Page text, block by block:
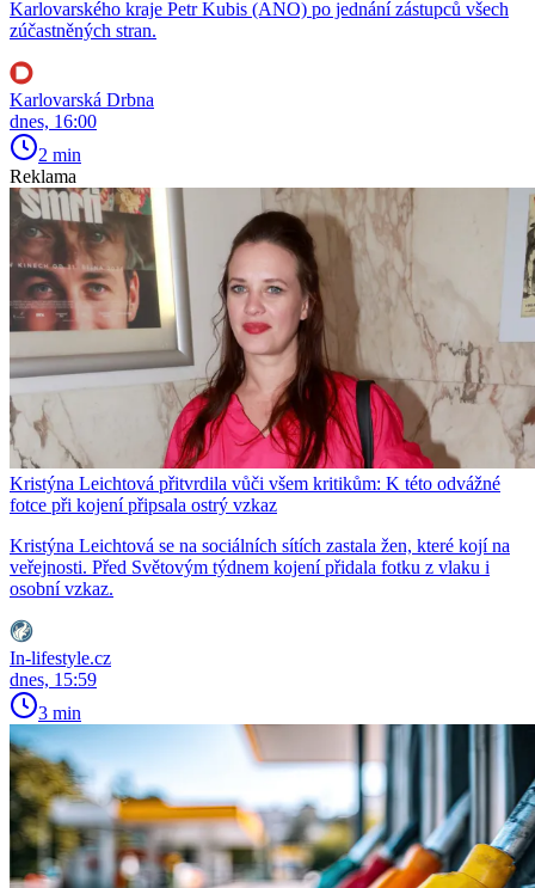
Karlovarského kraje Petr Kubis (ANO) po jednání zástupců všech
zúčastněných stran.
Karlovarská Drbna
dnes, 16:00
2 min
Reklama
Kristýna Leichtová přitvrdila vůči všem kritikům: K této odvážné
fotce při kojení připsala ostrý vzkaz
Kristýna Leichtová se na sociálních sítích zastala žen, které kojí na
veřejnosti. Před Světovým týdnem kojení přidala fotku z vlaku i
osobní vzkaz.
In-lifestyle.cz
dnes, 15:59
3 min